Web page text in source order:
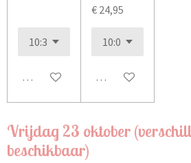
Bekijk details
€ 24,95
In winkelwagen
Vrijdag 23 oktober
beschikbaar)